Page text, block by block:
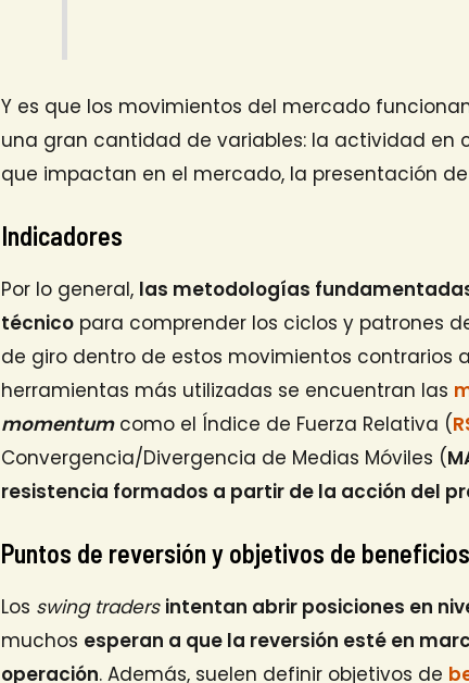
Y es que los movimientos del mercado
una gran cantidad de variables: la actividad en
que impactan en el mercado, la presentación
Indicadores
Por lo general, las metodologías
técnico para comprender los ciclos y patrones
de giro dentro de estos movimientos contrarios
herramientas más utilizadas se encuentran las
momentum como el Índice de Fuerza Relativa (
Convergencia/Divergencia de Medias Móviles (
resistencia formados a partir de la acción del
Puntos de reversión y objetivos de beneficios
Los swing traders intentan abrir posiciones en
muchos esperan a que la reversión esté en
operación. Además, suelen definir objetivos de